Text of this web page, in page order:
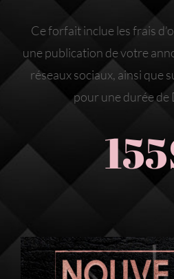
Ce forfait inclue les frais
une publication de votre
réseaux sociaux, ainsi que
pour une durée de